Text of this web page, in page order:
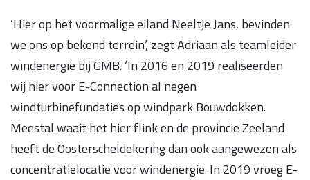
‘Hier op het voormalige eiland Neeltje Jans, bevinden
we ons op bekend terrein’, zegt Adriaan als teamleider
windenergie bij GMB. ‘In 2016 en 2019 realiseerden
wij hier voor E-Connection al negen
windturbinefundaties op windpark Bouwdokken.
Meestal waait het hier flink en de provincie Zeeland
heeft de Oosterscheldekering dan ook aangewezen als
concentratielocatie voor windenergie. In 2019 vroeg E-